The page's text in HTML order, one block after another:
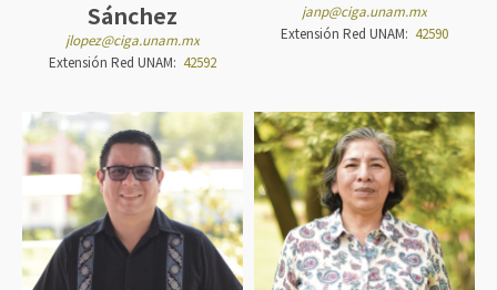
Sánchez
jlopez@ciga.unam.mx
Extensión Red UNAM: 42592
janp@ciga.unam.mx
Extensión Red UNAM: 42590